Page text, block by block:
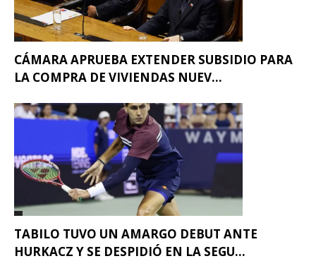
CÁMARA APRUEBA EXTENDER SUBSIDIO PARA
LA COMPRA DE VIVIENDAS NUEV...
TABILO TUVO UN AMARGO DEBUT ANTE
HURKACZ Y SE DESPIDIÓ EN LA SEGU...